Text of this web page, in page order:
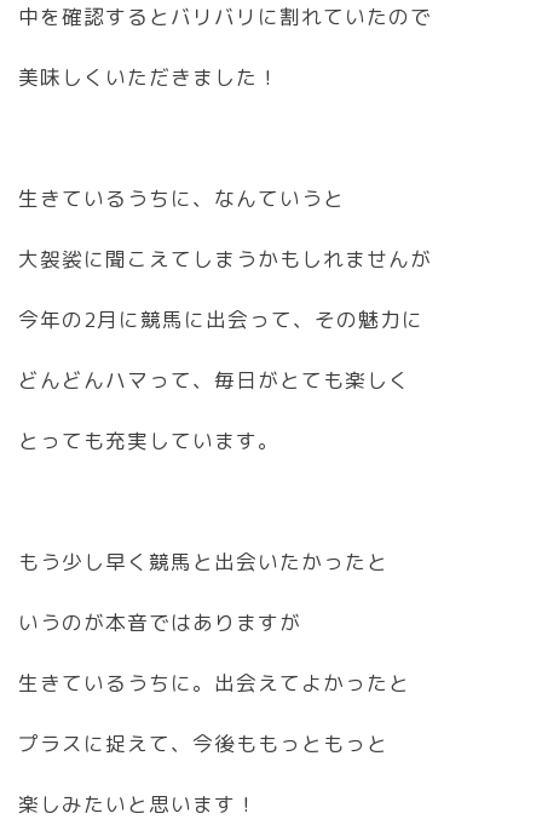
中を確認するとバリバリに割れていたので
美味しくいただきました！
生きているうちに、なんていうと
大袈裟に聞こえてしまうかもしれませんが
今年の2月に競馬に出会って、その魅力に
どんどんハマって、毎日がとても楽しく
とっても充実しています。
もう少し早く競馬と出会いたかったと
いうのが本音ではありますが
生きているうちに。出会えてよかったと
プラスに捉えて、今後ももっともっと
楽しみたいと思います！